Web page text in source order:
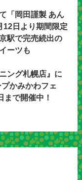
「岡田謹製 あん
12日より期間限定
駅で完売続出の
ーツも
ング札幌店』に
かみかわフェ
まで開催中！